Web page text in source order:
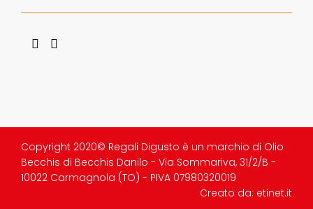
Copyright 2020© Regali Digusto è un marchio di Olio
Becchis di Becchis Danilo - Via Sommariva, 31/2/B -
10022 Carmagnola (TO) - PIVA 07980320019
Creato da: etinet.it